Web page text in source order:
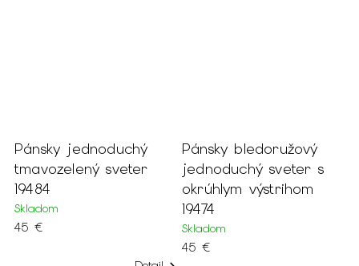
Pánsky jednoduchý
tmavozelený sveter
19484
Skladom
45 €
Pánsky bledoružový
jednoduchý sveter s
okrúhlym výstrihom
19474
Skladom
45 €